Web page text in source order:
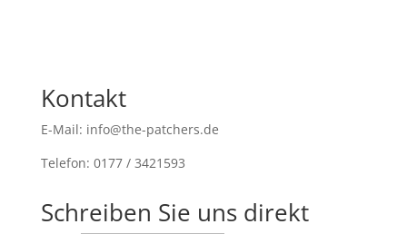
Kontakt
E-Mail: info@the-patchers.de
Telefon: 0177 / 3421593
Schreiben Sie uns direkt